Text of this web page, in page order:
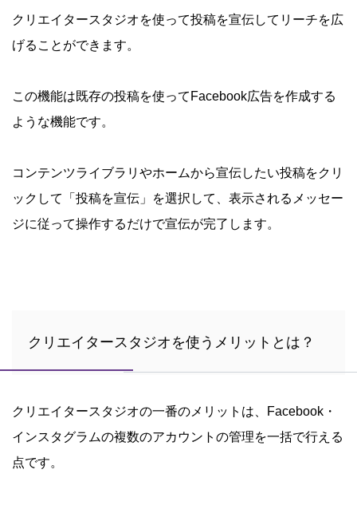
クリエイタースタジオを使って投稿を宣伝してリーチを広
げることができます。
この機能は既存の投稿を使ってFacebook広告を作成する
ような機能です。
コンテンツライブラリやホームから宣伝したい投稿をクリ
ックして「投稿を宣伝」を選択して、表示されるメッセー
ジに従って操作するだけで宣伝が完了します。
クリエイタースタジオを使うメリットとは？
クリエイタースタジオの一番のメリットは、Facebook・
インスタグラムの複数のアカウントの管理を一括で行える
点です。